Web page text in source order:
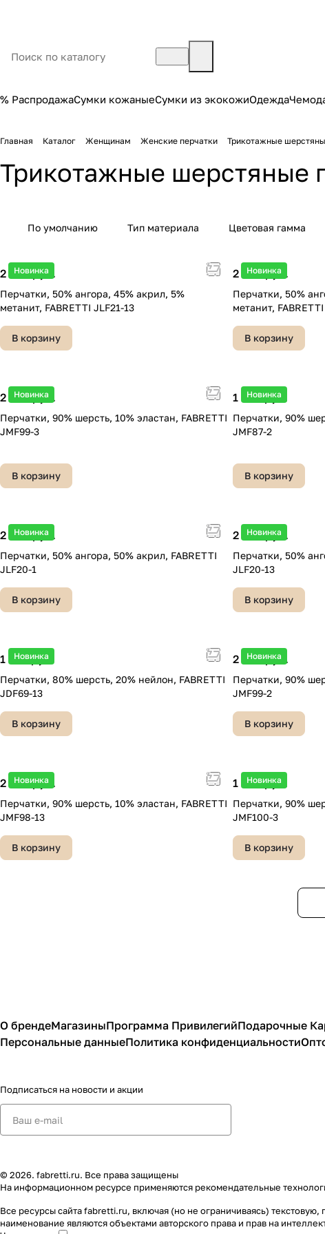
% РаспродажаСумки кожаныеСумки из экокожиОдежда
Главная Каталог Женщинам Женские перчатки Трикотажные
Трикотажные шерстяные
По умолчанию Тип материала Цветовая гамма
Новинка
2 490 руб.
Перчатки, 50% ангора, 45% акрил, 5%
метанит, FABRETTI JLF21-13
В корзину
Новинка
2 490 руб.
Перчатки, 50%
метанит,
В корзину
Новинка
2 490 руб.
Перчатки, 90% шерсть, 10% эластан, FABRETTI
JMF99-3
В корзину
Новинка
1 990 руб.
Перчатки, 90%
JMF87-2
В корзину
Новинка
2 490 руб.
Перчатки, 50% ангора, 50% акрил, FABRETTI
JLF20-1
В корзину
Новинка
2 490 руб.
Перчатки, 50%
JLF20-13
В корзину
Новинка
1 790 руб.
Перчатки, 80% шерсть, 20% нейлон, FABRETTI
JDF69-13
В корзину
Новинка
2 490 руб.
Перчатки, 90%
JMF99-2
В корзину
Новинка
2 490 руб.
Перчатки, 90% шерсть, 10% эластан, FABRETTI
JMF98-13
В корзину
Новинка
1 990 руб.
Перчатки, 90%
JMF100-3
В корзину
О брендеМагазиныПрограмма ПривилегийПодарочные
Персональные данныеПолитика конфиденциальности
Подписаться на новости и акции
© 2026. fabretti.ru. Все права защищены
На информационном ресурсе применяются рекомендательные
Все ресурсы сайта fabretti.ru, включая (но не ограничиваясь)
наименование являются объектами авторского права и прав на